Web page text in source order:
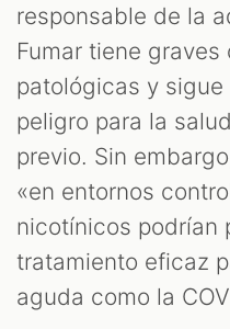
responsable de la
Fumar tiene
patológicas y
peligro para la
previo. Sin
«en entornos
nicotínicos podrían
tratamiento eficaz
aguda como la